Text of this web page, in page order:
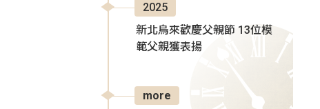
2025
新北烏來歡慶父親節 13位模
範父親獲表揚
more